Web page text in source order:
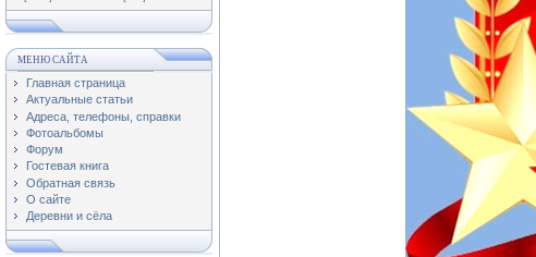
МЕНЮ САЙТА
Главная страница
Актуальные статьи
Адреса, телефоны, справки
Фотоальбомы
Форум
Гостевая книга
Обратная связь
О сайте
Деревни и сёла